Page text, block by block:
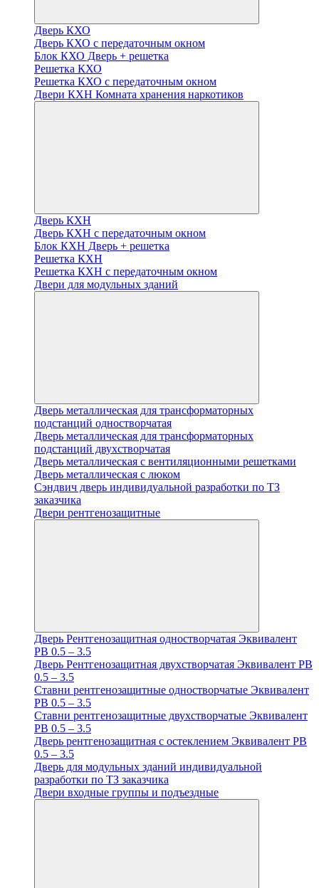
Дверь КХО
Дверь КХО с передаточным окном
Блок КХО Дверь + решетка
Решетка КХО
Решетка КХО с передаточным окном
Двери КХН Комната хранения наркотиков
Дверь КХН
Дверь КХН с передаточным окном
Блок КХН Дверь + решетка
Решетка КХН
Решетка КХН с передаточным окном
Двери для модульных зданий
Дверь металлическая для трансформаторных
подстанций одностворчатая
Дверь металлическая для трансформаторных
подстанций двухстворчатая
Дверь металлическая с вентиляционными решетками
Дверь металлическая с люком
Cэндвич дверь индивидуальной разработки по ТЗ
заказчика
Двери рентгенозащитные
Дверь Рентгенозащитная одностворчатая Эквивалент
PB 0.5 – 3.5
Дверь Рентгенозащитная двухстворчатая Эквивалент PB
0.5 – 3.5
Ставни рентгенозащитные одностворчатые Эквивалент
PB 0.5 – 3.5
Ставни рентгенозащитные двухстворчатые Эквивалент
PB 0.5 – 3.5
Дверь рентгенозащитная с остеклением Эквивалент PB
0.5 – 3.5
Дверь для модульных зданий индивидуальной
разработки по ТЗ заказчика
Двери входные группы и подъездные